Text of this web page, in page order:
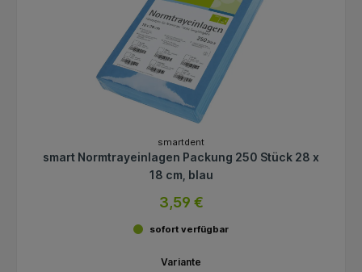
smartdent
smart Normtrayeinlagen Packung 250 Stück 28 x
18 cm, blau
3,59 €
sofort verfügbar
Variante